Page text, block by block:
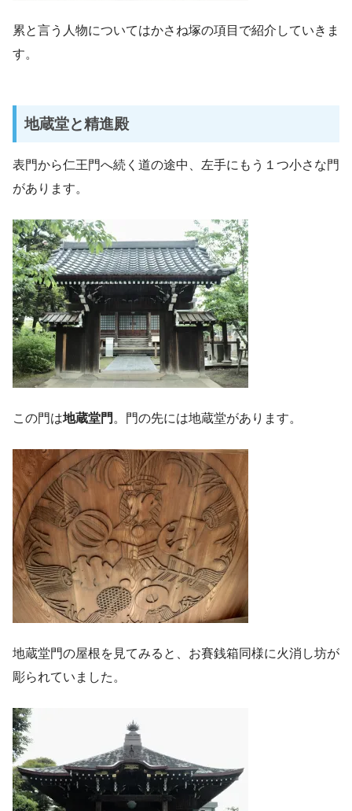
累と言う人物についてはかさね塚の項目で紹介していきま
す。
地蔵堂と精進殿
表門から仁王門へ続く道の途中、左手にもう１つ小さな門
があります。
この門は地蔵堂門 。門の先には地蔵堂があります。
地蔵堂門の屋根を見てみると、お賽銭箱同様に火消し坊が
彫られていました。